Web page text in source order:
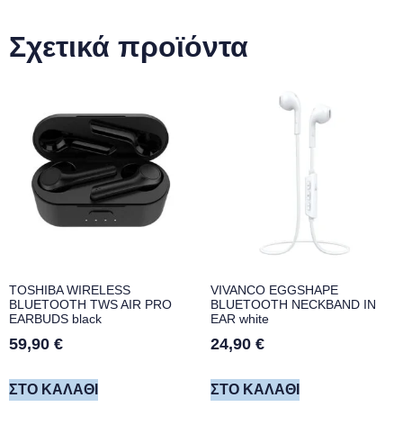
Σχετικά προϊόντα
TOSHIBA WIRELESS
BLUETOOTH TWS AIR PRO
EARBUDS black
59,90 €
ΣΤΟ ΚΑΛΆΘΙ
VIVANCO EGGSHAPE
BLUETOOTH NECKBAND IN
EAR white
24,90 €
ΣΤΟ ΚΑΛΆΘΙ